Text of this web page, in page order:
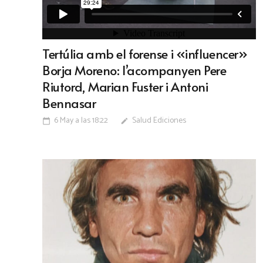
Tertúlia amb el forense i «influencer»
Borja Moreno: l’acompanyen Pere
Riutord, Marian Fuster i Antoni
Bennasar
calendar_today 6 May a las 18:22 edit Salud Ediciones